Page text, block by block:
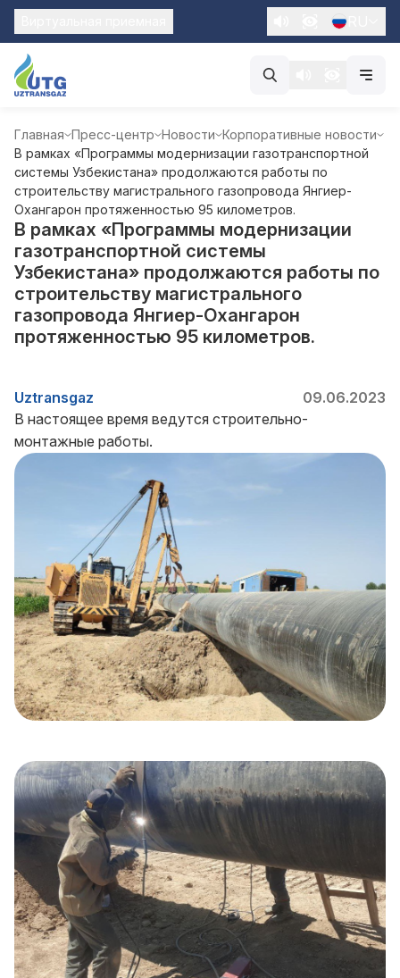
Главная Пресс-центр Новости Корпоративные новости
В рамках «Программы модернизации газотранспортной
системы Узбекистана» продолжаются работы по
строительству магистрального газопровода Янгиер-
Охангарон протяженностью 95 километров.
В рамках «Программы модернизации
газотранспортной системы
Узбекистана» продолжаются работы по
строительству магистрального
газопровода Янгиер-Охангарон
протяженностью 95 километров.
Uztransgaz
09.06.2023
В настоящее время ведутся строительно-
монтажные работы.